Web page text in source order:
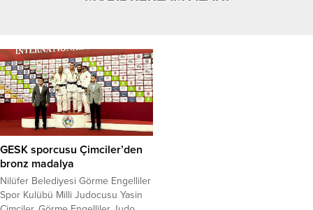
GESK sporcusu Çimciler’den
bronz madalya
Nilüfer Belediyesi Görme Engelliler
Spor Kulübü Milli Judocusu Yasin